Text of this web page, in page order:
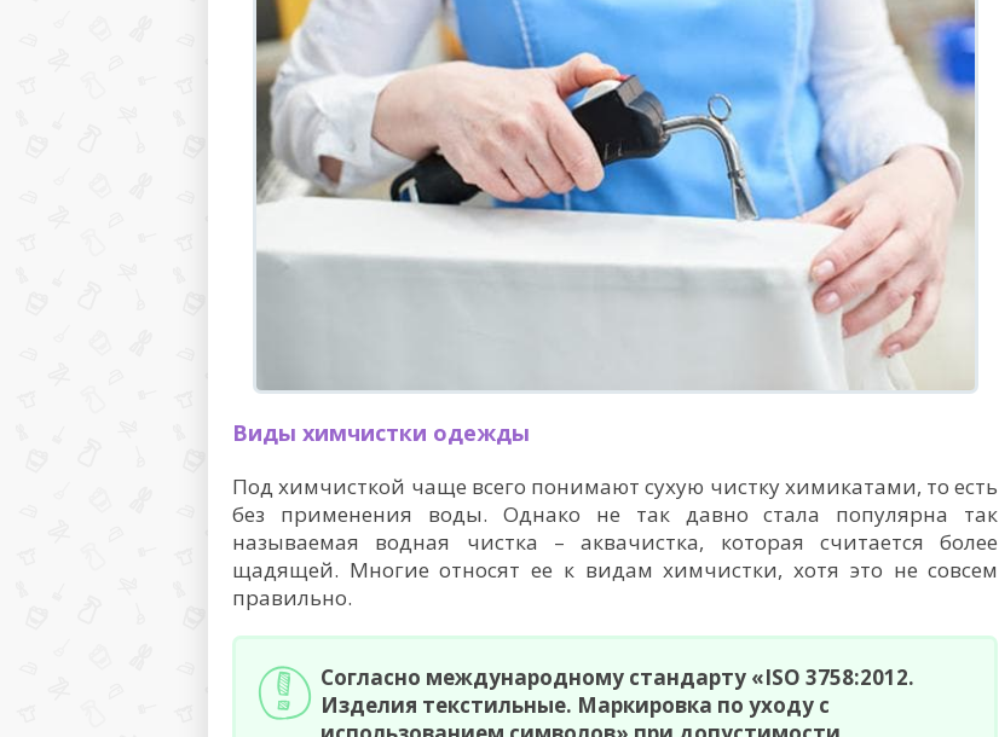
Виды химчистки одежды
Под химчисткой чаще всего понимают сухую чистку химикатами, то есть
без применения воды. Однако не так давно стала популярна так
называемая водная чистка – аквачистка, которая считается более
щадящей. Многие относят ее к видам химчистки, хотя это не совсем
правильно.
Согласно международному стандарту «ISO 3758:2012.
Изделия текстильные. Маркировка по уходу с